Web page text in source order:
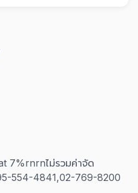
7%rnrnไม่รวมค่าจัด
554-4841,02-769-8200